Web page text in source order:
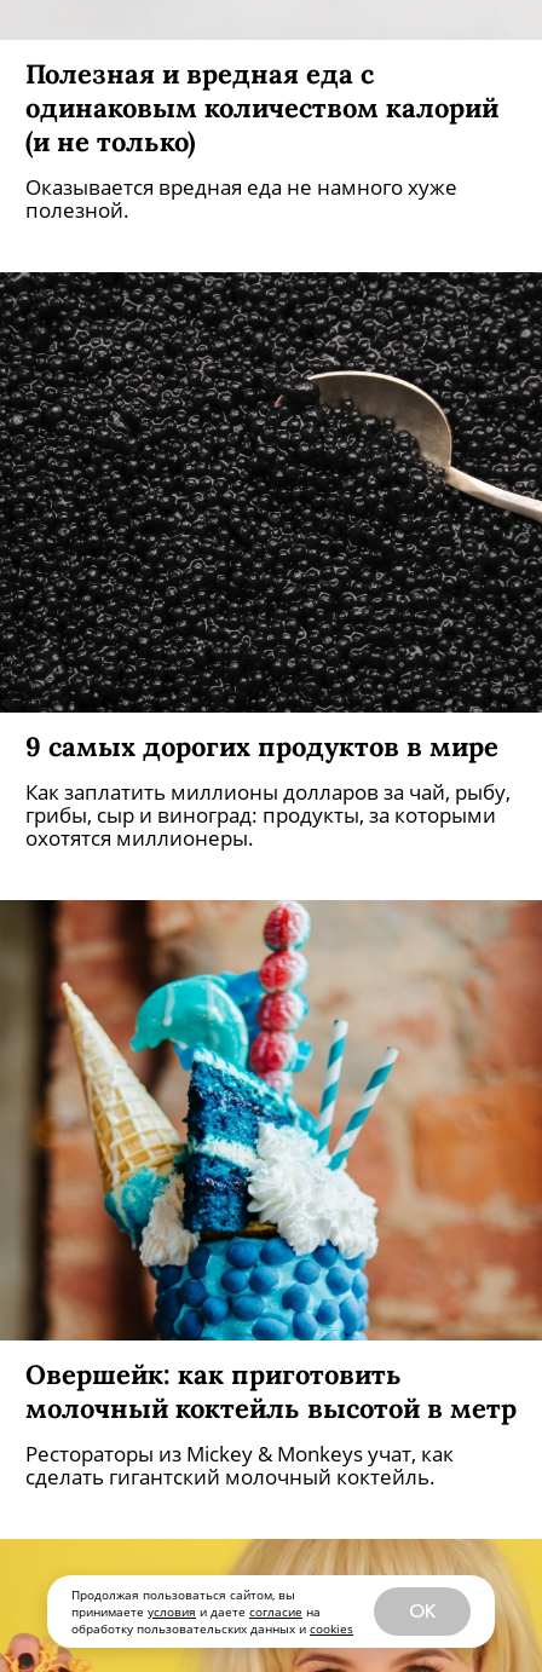
Продолжая пользоваться сайтом, вы
принимаете условия и даете согласие на
обработку пользовательских данных и cookies
OK
Полезная и вредная еда с
одинаковым количеством калорий
(и не только)
Оказывается вредная еда не намного хуже
полезной.
9 самых дорогих продуктов в мире
Как заплатить миллионы долларов за чай, рыбу,
грибы, сыр и виноград: продукты, за которыми
охотятся миллионеры.
Овершейк: как приготовить
молочный коктейль высотой в метр
Рестораторы из Mickey & Monkeys учат, как
сделать гигантский молочный коктейль.